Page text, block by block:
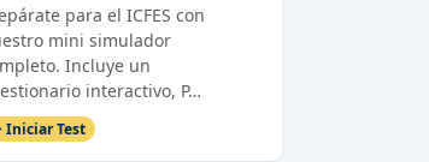
para el ICFES con
mini simulador
Incluye un
interactivo, P…
Iniciar Test